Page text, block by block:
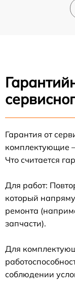
Гарантия от
комплектующие
Что считается
Для работ:
который
ремонта
запчасти).
Для
соблюдении